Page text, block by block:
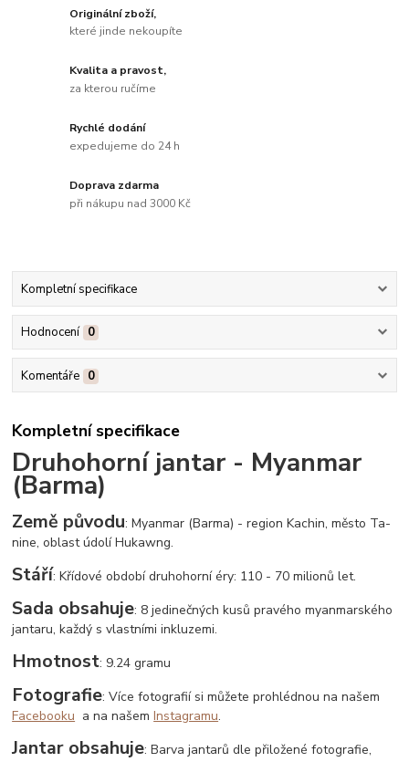
Originální zboží,
které jinde nekoupíte
Kvalita a pravost,
za kterou ručíme
Rychlé dodání
expedujeme do 24 h
Doprava zdarma
při nákupu nad 3000 Kč
Kompletní specifikace
Hodnocení 0
Komentáře 0
Kompletní specifikace
Druhohorní jantar - Myanmar
(Barma)
Země původu: Myanmar (Barma) - region Kachin, město Ta-
nine, oblast údolí Hukawng.
Stáří: Křídové období druhohorní éry: 110 - 70 milionů let.
Sada obsahuje: 8 jedinečných kusů pravého myanmarského
jantaru, každý s vlastními inkluzemi.
Hmotnost: 9.24 gramu
Fotografie: Více fotografií si můžete prohlédnou na našem
Facebooku a na našemInstagramu.
Jantar obsahuje: Barva jantarů dle přiložené fotografie,